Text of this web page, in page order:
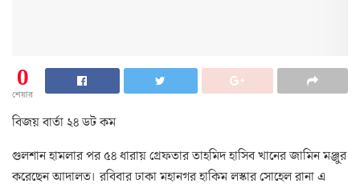
0
শেয়ার
বিজয় বার্তা ২৪ ডট কম
গুলশান হামলার পর ৫৪ ধারায় গ্রেফতার তাহমিদ হাসিব খানের জামিন মঞ্জুর
করেছেন আদালত। রবিবার ঢাকা মহানগর হাকিম লস্কার সোহেল রানা এ